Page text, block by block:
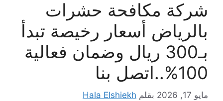
شركة مكافحة حشرات
بالرياض أسعار رخيصة تبدأ
بـ300 ريال وضمان فعالية
100%..اتصل بنا
مايو 17, 2026 بقلم Hala Elshiekh